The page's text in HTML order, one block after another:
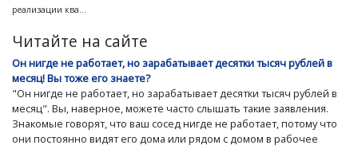
реализации ква...
Читайте на сайте
Он нигде не работает, но зарабатывает десятки тысяч рублей в
месяц! Вы тоже его знаете?
"Он нигде не работает, но зарабатывает десятки тысяч рублей в
месяц". Вы, наверное, можете часто слышать такие заявления.
Знакомые говорят, что ваш сосед нигде не работает, потому что
они постоянно видят его дома или рядом с домом в рабочее